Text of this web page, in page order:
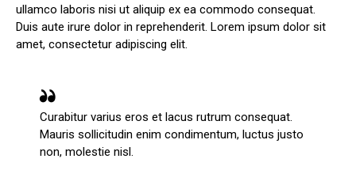
ullamco laboris nisi ut aliquip ex ea commodo consequat.
Duis aute irure dolor in reprehenderit. Lorem ipsum dolor sit
amet, consectetur adipiscing elit.
Curabitur varius eros et lacus rutrum consequat.
Mauris sollicitudin enim condimentum, luctus justo
non, molestie nisl.